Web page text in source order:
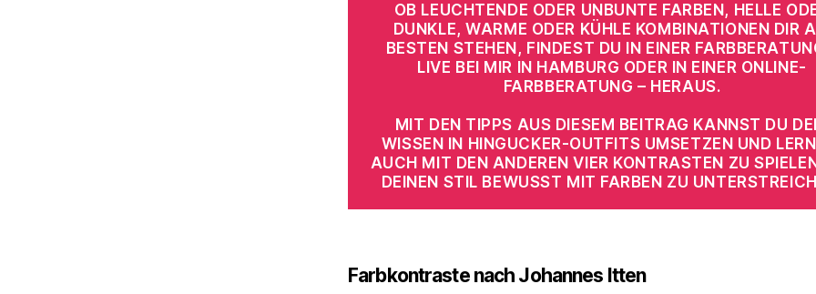
OB LEUCHTENDE ODER UNBUNTE FARBEN, HELLE
DUNKLE, WARME ODER KÜHLE KOMBINATIONEN DIR
BESTEN STEHEN, FINDEST DU IN EINER
LIVE BEI MIR IN HAMBURG ODER IN EINER ONLINE-
FARBBERATUNG – HERAUS.
MIT DEN TIPPS AUS DIESEM BEITRAG KANNST DU
WISSEN IN HINGUCKER-OUTFITS UMSETZEN UND
AUCH MIT DEN ANDEREN VIER KONTRASTEN ZU
DEINEN STIL BEWUSST MIT FARBEN ZU
Farbkontraste nach Johannes Itten